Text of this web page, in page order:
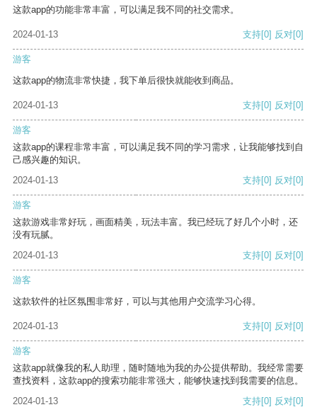
这款app的功能非常丰富，可以满足我不同的社交需求。
2024-01-13 支持[0] 反对[0]
游客
这款app的物流非常快捷，我下单后很快就能收到商品。
2024-01-13 支持[0] 反对[0]
游客
这款app的课程非常丰富，可以满足我不同的学习需求，让我能够找到自
己感兴趣的知识。
2024-01-13
支持[0] 反对[0]
游客
这款游戏非常好玩，画面精美，玩法丰富。我已经玩了好几个小时，还
没有玩腻。
2024-01-13
支持[0] 反对[0]
游客
这款软件的社区氛围非常好，可以与其他用户交流学习心得。
2024-01-13 支持[0] 反对[0]
游客
这款app就像我的私人助理，随时随地为我的办公提供帮助。我经常需要
查找资料，这款app的搜索功能非常强大，能够快速找到我需要的信息。
2024-01-13
支持[0] 反对[0]